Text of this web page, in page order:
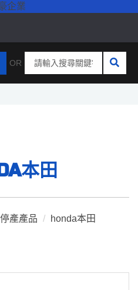
OR
本田
停產產品 / honda本田